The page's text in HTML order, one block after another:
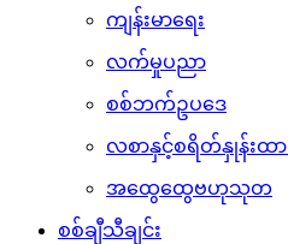
ကျန်းမာရေး
လက်မှုပညာ
စစ်ဘက်ဥပဒေ
လစာနှင့်စရိတ်နှုန်းထာ
အထွေထွေဗဟုသုတ
စစ်ချီသီချင်း